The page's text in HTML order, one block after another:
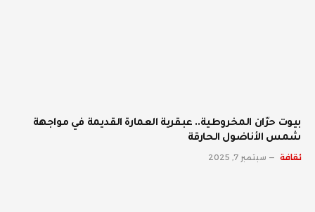
بيوت حرّان المخروطية.. عبقرية العمارة القديمة في مواجهة
شمس الأناضول الحارقة
ثقافة سبتمبر 7, 2025